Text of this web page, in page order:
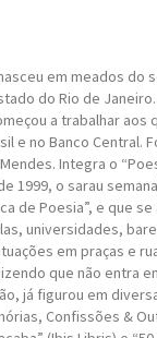
em meados do
do Rio de
a trabalhar aos
e no Banco Central.
Integra o
1999, o sarau
de Poesia”, e que
universidades,
em praças e
que não entra
já figurou em
Confissões &